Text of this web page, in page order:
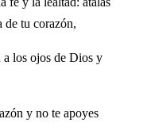
de tu corazón,
los ojos de Dios y
y no te apoyes